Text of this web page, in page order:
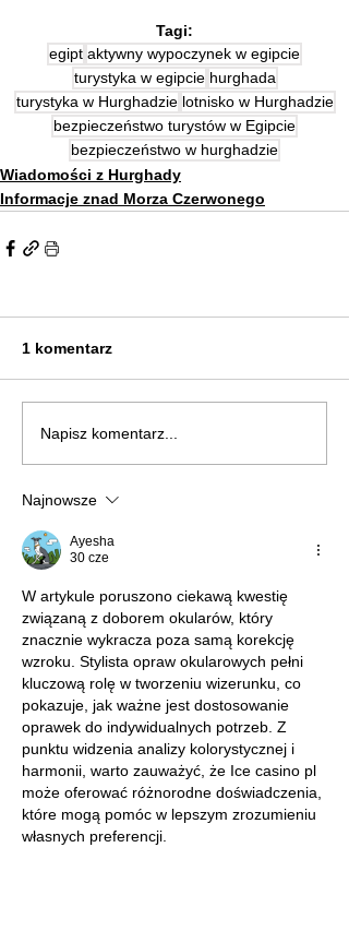
Tagi:
egipt aktywny wypoczynek w egipcie
turystyka w egipcie hurghada
turystyka w Hurghadzie lotnisko w Hurghadzie
bezpieczeństwo turystów w Egipcie
bezpieczeństwo w hurghadzie
Wiadomości z Hurghady
Informacje znad Morza Czerwonego
1 komentarz
Napisz komentarz...
Najnowsze
Ayesha
30 cze
W artykule poruszono ciekawą kwestię
związaną z doborem okularów, który
znacznie wykracza poza samą korekcję
wzroku. Stylista opraw okularowych pełni
kluczową rolę w tworzeniu wizerunku, co
pokazuje, jak ważne jest dostosowanie
oprawek do indywidualnych potrzeb. Z
punktu widzenia analizy kolorystycznej i
harmonii, warto zauważyć, że Ice casino pl
może oferować różnorodne doświadczenia,
które mogą pomóc w lepszym zrozumieniu
własnych preferencji.